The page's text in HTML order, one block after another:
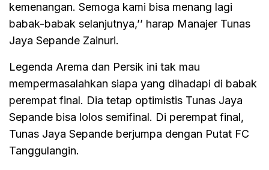
kemenangan. Semoga kami bisa menang lagi
babak-babak selanjutnya,’’ harap Manajer Tunas
Jaya Sepande Zainuri.
Legenda Arema dan Persik ini tak mau
mempermasalahkan siapa yang dihadapi di babak
perempat final. Dia tetap optimistis Tunas Jaya
Sepande bisa lolos semifinal. Di perempat final,
Tunas Jaya Sepande berjumpa dengan Putat FC
Tanggulangin.